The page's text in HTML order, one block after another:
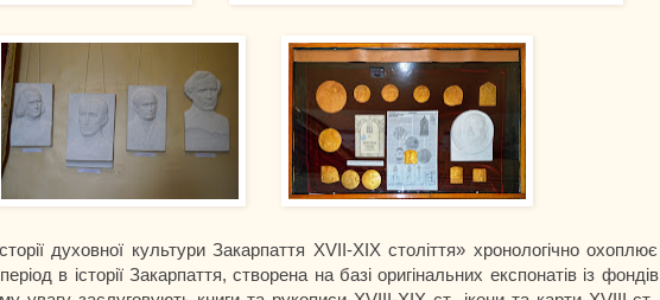
духовної культури Закарпаття ХVІІ-ХІХ століття» хронологічно охоплює
в історії Закарпаття, створена на базі оригінальних експонатів із фондів